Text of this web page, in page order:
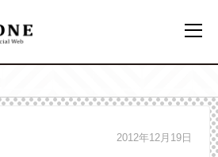
2012年12月19日